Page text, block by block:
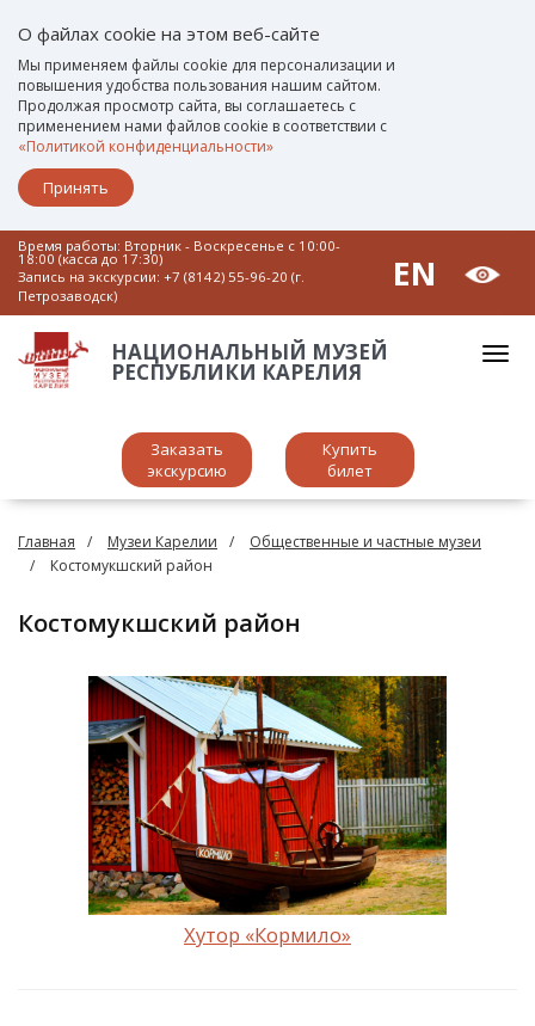
О файлах cookie на этом веб-сайте
Мы применяем файлы cookie для персонализации и
повышения удобства пользования нашим сайтом.
Продолжая просмотр сайта, вы соглашаетесь с
применением нами файлов cookie в соответствии с
«Политикой конфиденциальности»
Принять
Время работы: Вторник - Воскресенье c 10:00-
18:00 (касса до 17:30)
Запись на экскурсии: +7 (8142) 55-96-20 (г.
Петрозаводск)
EN
НАЦИОНАЛЬНЫЙ МУЗЕЙ
РЕСПУБЛИКИ КАРЕЛИЯ
Заказать
экскурсию
Купить
билет
Главная Музеи Карелии
Общественные и частные музеи
Костомукшский район
Костомукшский район
Хутор «Кормило»‎